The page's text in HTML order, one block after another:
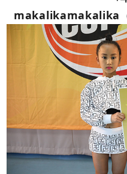
makalikamakalika（